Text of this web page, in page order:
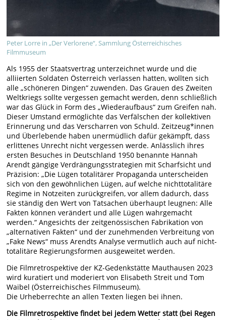
Peter Lorre in „Der Verlorene“, Sammlung Österreichisches
Filmmuseum
Als 1955 der Staatsvertrag unterzeichnet wurde und die
alliierten Soldaten Österreich verlassen hatten, wollten sich
alle „schöneren Dingen“ zuwenden. Das Grauen des Zweiten
Weltkriegs sollte vergessen gemacht werden, denn schließlich
war das Glück in Form des „Wiederaufbaus“ zum Greifen nah.
Dieser Umstand ermöglichte das Verfälschen der kollektiven
Erinnerung und das Verscharren von Schuld. Zeitzeug*innen
und Überlebende haben unermüdlich dafür gekämpft, dass
erlittenes Unrecht nicht vergessen werde. Anlässlich ihres
ersten Besuches in Deutschland 1950 benannte Hannah
Arendt gängige Verdrängungsstrategien mit Scharfsicht und
Präzision: „Die Lügen totalitärer Propaganda unterscheiden
sich von den gewöhnlichen Lügen, auf welche nichttotalitäre
Regime in Notzeiten zurückgreifen, vor allem dadurch, dass
sie ständig den Wert von Tatsachen überhaupt leugnen: Alle
Fakten können verändert und alle Lügen wahrgemacht
werden.“ Angesichts der zeitgenössischen Fabrikation von
„alternativen Fakten“ und der zunehmenden Verbreitung von
„Fake News“ muss Arendts Analyse vermutlich auch auf nicht-
totalitäre Regierungsformen ausgeweitet werden.
Die Filmretrospektive der KZ-Gedenkstätte Mauthausen 2023
wird kuratiert und moderiert von Elisabeth Streit und Tom
Waibel (Österreichisches Filmmuseum).
Die Urheberrechte an allen Texten liegen bei ihnen.
Die Filmretrospektive findet bei jedem Wetter statt (bei Regen